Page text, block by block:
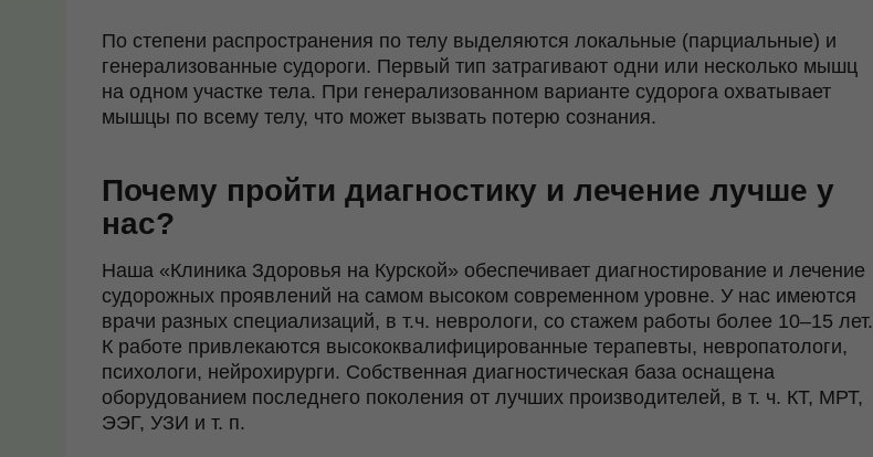
По степени распространения по телу выделяются локальные (парциальные) и
генерализованные судороги. Первый тип затрагивают одни или несколько мышц
на одном участке тела. При генерализованном варианте судорога охватывает
мышцы по всему телу, что может вызвать потерю сознания.
Почему пройти диагностику и лечение лучше у
нас?
Наша «Клиника Здоровья на Курской» обеспечивает диагностирование и лечение
судорожных проявлений на самом высоком современном уровне. У нас имеются
врачи разных специализаций, в т.ч. неврологи, со стажем работы более 10–15 лет.
К работе привлекаются высококвалифицированные терапевты, невропатологи,
психологи, нейрохирурги. Собственная диагностическая база оснащена
оборудованием последнего поколения от лучших производителей, в т. ч. КТ, МРТ,
ЭЭГ, УЗИ и т. п.